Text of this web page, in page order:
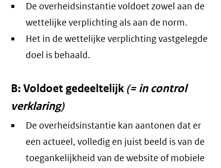
De overheidsinstantie voldoet zowel aan de
wettelijke verplichting als aan de norm.
Het in de wettelijke verplichting vastgelegde
doel is behaald.
B: Voldoet gedeeltelijk(= in control
verklaring)
De overheidsinstantie kan aantonen dat er
een actueel, volledig en juist beeld is van de
toegankelijkheid van de website of mobiele